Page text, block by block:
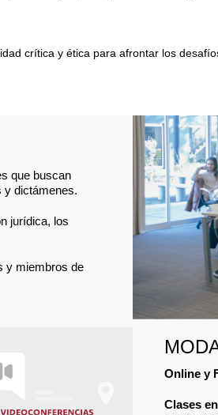
crítica y ética para afrontar los
que buscan
y dictámenes.
jurídica, los
y miembros de
Online y
Clases